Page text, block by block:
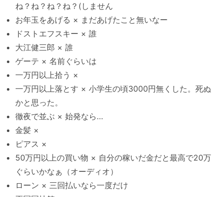
ね？ね？ね？ね？(しません
お年玉をあげる × まだあげたこと無いなー
ドストエフスキー × 誰
大江健三郎 × 誰
ゲーテ × 名前ぐらいは
一万円以上拾う ×
一万円以上落とす × 小学生の頃3000円無くした。死ぬ
かと思った。
徹夜で並ぶ × 始発なら…
金髪 ×
ピアス ×
50万円以上の買い物 × 自分の稼いだ金だと最高で20万
ぐらいかなぁ（オーディオ）
ローン × 三回払いなら一度だけ